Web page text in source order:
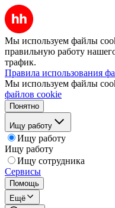
Мы используем файлы
правильную работу
трафик.
Правила использования
Мы используем файлы
файлов cookie
Понятно
Ищу работу
Ищу работу
Ищу работу
Ищу сотрудника
Сервисы
Помощь
Ещё